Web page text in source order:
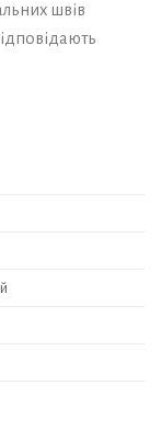
швів